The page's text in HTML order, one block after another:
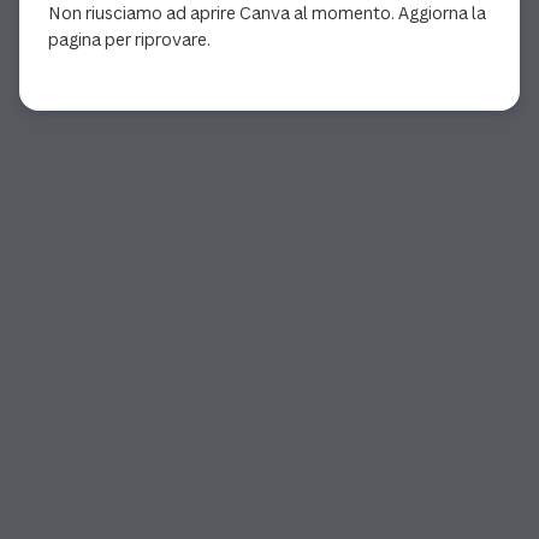
Non riusciamo ad aprire Canva al momento. Aggiorna la
pagina per riprovare.